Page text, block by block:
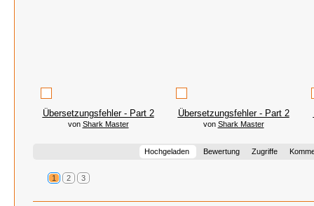
Übersetzungsfehler - Part 2
von Shark Master
Übersetzungsfehler - Part 2
von Shark Master
Hochgeladen Bewertung Zugriffe
1 2 3